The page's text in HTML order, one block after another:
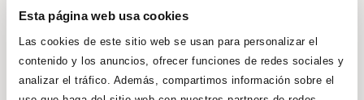
Esta página web usa cookies
Las cookies de este sitio web se usan para personalizar el
contenido y los anuncios, ofrecer funciones de redes sociales y
analizar el tráfico. Además, compartimos información sobre el
Aunque esté bien adaptar las historias
a su edad,no caigas en la tentación
de cambiar todas las palabras que
no sepa; aunque en ese momento no